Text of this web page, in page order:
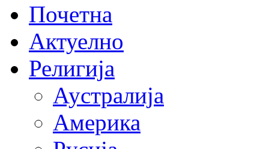
Почетна
Актуелно
Религија
Аустралија
Америка